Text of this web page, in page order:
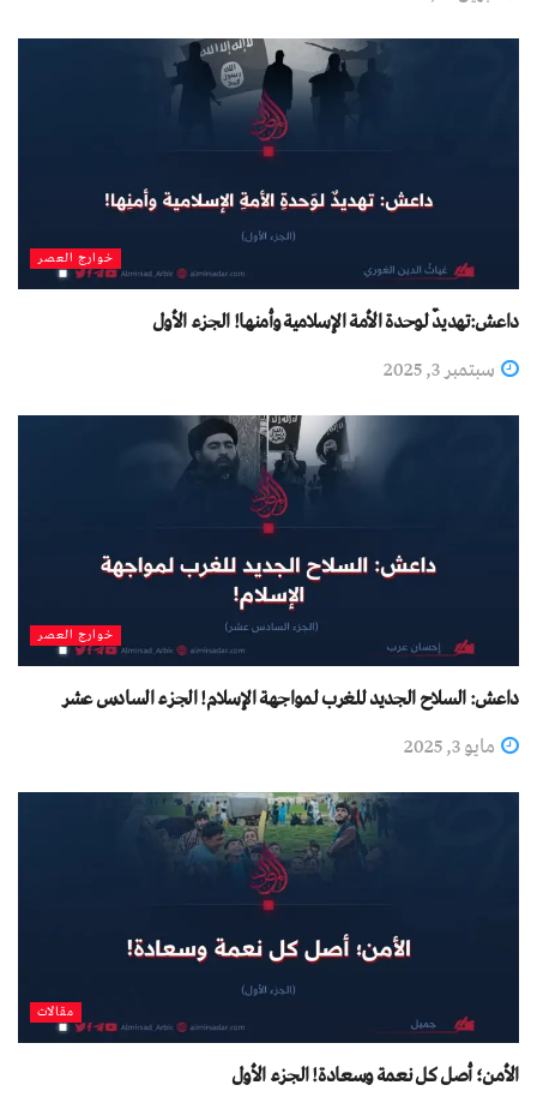
خوارج العصر
داعش:تهديدٌ لوحدة الأمة الإسلامية وأمنها! الجزء الأول
سبتمبر 3, 2025
خوارج العصر
داعش: السلاح الجديد للغرب لمواجهة الإسلام! الجزء السادس عشر
مايو 3, 2025
مقالات
الأمن؛ أصل كل نعمة وسعادة! الجزء الأول